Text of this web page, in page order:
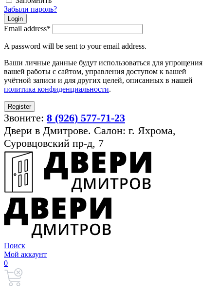
Забыли пароль?
Login
Email address*
A password will be sent to your email address.
Ваши личные данные будут использоваться для упрощения
вашей работы с сайтом, управления доступом к вашей
учётной записи и для других целей, описанных в нашей
политика конфиденциальности.
Register
Звоните: 8 (926) 577-71-23
Двери в Дмитрове. Салон: г. Яхрома,
Суровцовский пр-д, 7
Поиск
Мой аккаунт
0